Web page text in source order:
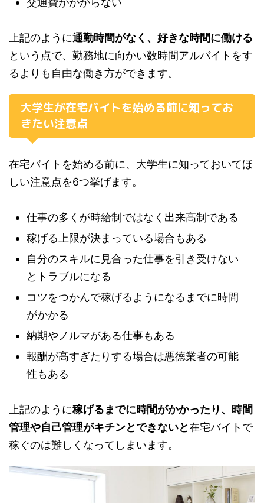
上記のように通勤時間がなく、好きな時間に働ける
という点で、勤務地に向かい数時間アルバイトをす
るよりも自由な働き方ができます。
大学生が在宅バイトを始める前に知ってお
きたい注意点
在宅バイトを始める前に、大学生に知っておいてほ
しい注意点を6つ挙げます。
仕事の多くが時給制ではなく出来高制である
稼げる上限が決まっている場合もある
自分のスキルに見合った仕事を引き受けない
とトラブルになる
コツをつかんで稼げるようになるまでに時間
がかかる
納期やノルマがある仕事もある
報酬が高すぎたりする場合は悪徳業者の可能
性もある
上記のように稼げるまでに時間がかかったり、時間
管理や自己管理がキチンとできないと在宅バイトで
稼ぐのは難しくなってしまいます。